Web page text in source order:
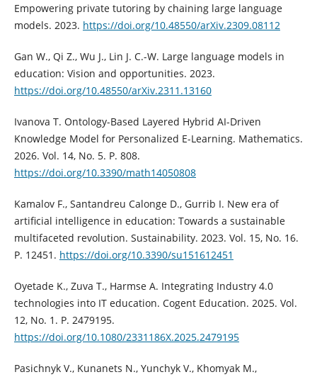
Empowering private tutoring by chaining large language
models. 2023. https://doi.org/10.48550/arXiv.2309.08112
Gan W., Qi Z., Wu J., Lin J. C.-W. Large language models in
education: Vision and opportunities. 2023.
https://doi.org/10.48550/arXiv.2311.13160
Ivanova T. Ontology-Based Layered Hybrid AI-Driven
Knowledge Model for Personalized E-Learning. Mathematics.
2026. Vol. 14, No. 5. P. 808.
https://doi.org/10.3390/math14050808
Kamalov F., Santandreu Calonge D., Gurrib I. New era of
artificial intelligence in education: Towards a sustainable
multifaceted revolution. Sustainability. 2023. Vol. 15, No. 16.
P. 12451. https://doi.org/10.3390/su151612451
Oyetade K., Zuva T., Harmse A. Integrating Industry 4.0
technologies into IT education. Cogent Education. 2025. Vol.
12, No. 1. P. 2479195.
https://doi.org/10.1080/2331186X.2025.2479195
Pasichnyk V., Kunanets N., Yunchyk V., Khomyak M.,